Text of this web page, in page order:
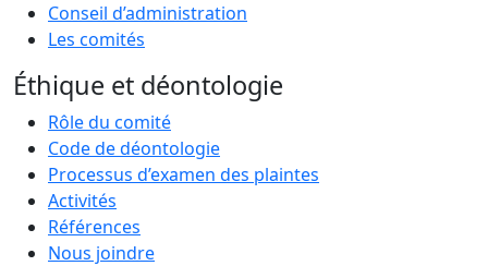
Conseil d’administration
Les comités
Éthique et déontologie
Rôle du comité
Code de déontologie
Processus d’examen des plaintes
Activités
Références
Nous joindre